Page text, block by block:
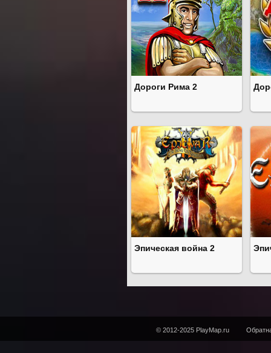
Дороги Рима 2
Эпическая война 2
© 2012-2025 PlayMap.ru